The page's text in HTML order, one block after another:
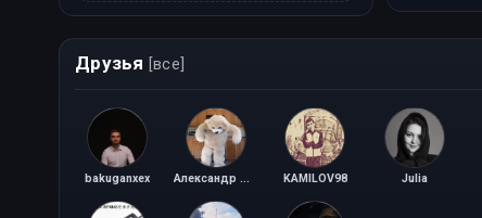
Друзья [все]
bakuganxex Александр Московский KAMILOV98 Julia